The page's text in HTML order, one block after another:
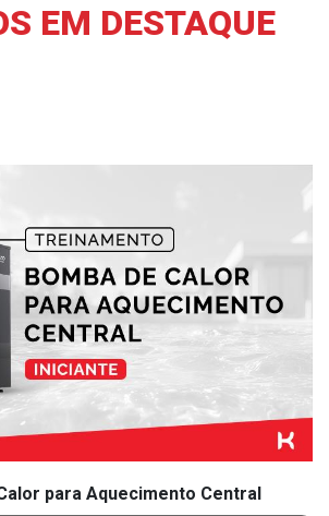
EM DESTAQUE
para Aquecimento Central